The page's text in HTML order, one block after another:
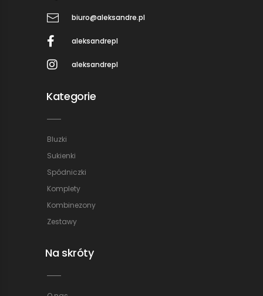
biuro@aleksandre.pl
aleksandrepl
aleksandrepl
Kategorie
Bluzki
Sukienki
Spódniczki
Komplety
Kombinezony
Zestawy
Na skróty